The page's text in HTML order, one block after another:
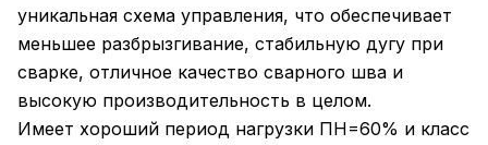
уникальная схема управления, что обеспечивает
меньшее разбрызгивание, стабильную дугу при
сварке, отличное качество сварного шва и
высокую производительность в целом.
Имеет хороший период нагрузки ПН=60% и класс